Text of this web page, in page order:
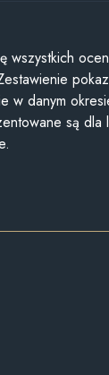
wszystkich
w danym
są dla